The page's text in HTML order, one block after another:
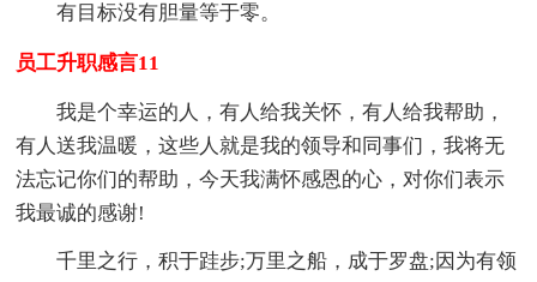
有目标没有胆量等于零。
员工升职感言11
我是个幸运的人，有人给我关怀，有人给我帮助，
有人送我温暖，这些人就是我的领导和同事们，我将无
法忘记你们的帮助，今天我满怀感恩的心，对你们表示
我最诚的感谢!
千里之行，积于跬步;万里之船，成于罗盘;因为有领